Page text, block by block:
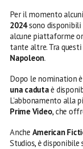
Per il momento
2024sono disponibili
alcune piattaforme
tante altre. Tra questi
Napoleon.
Dopo le nomination
una cadutaè
L’abbonamento alla
Prime Video, che
Anche American
Studios, è